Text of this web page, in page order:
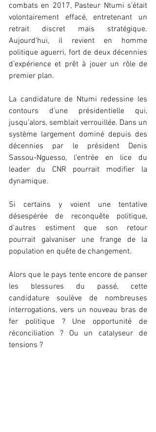
combats en 2017, Pasteur Ntumi s’était
volontairement effacé, entretenant un
retrait discret mais stratégique.
Aujourd’hui, il revient en homme
politique aguerri, fort de deux décennies
d’expérience et prêt à jouer un rôle de
premier plan.
La candidature de Ntumi redessine les
contours d’une présidentielle qui,
jusqu’alors, semblait verrouillée. Dans un
système largement dominé depuis des
décennies par le président Denis
Sassou-Nguesso, l’entrée en lice du
leader du CNR pourrait modifier la
dynamique.
Si certains y voient une tentative
désespérée de reconquête politique,
d’autres estiment que son retour
pourrait galvaniser une frange de la
population en quête de changement.
Alors que le pays tente encore de panser
les blessures du passé, cette
candidature soulève de nombreuses
interrogations, vers un nouveau bras de
fer politique ? Une opportunité de
réconciliation ? Ou un catalyseur de
tensions ?